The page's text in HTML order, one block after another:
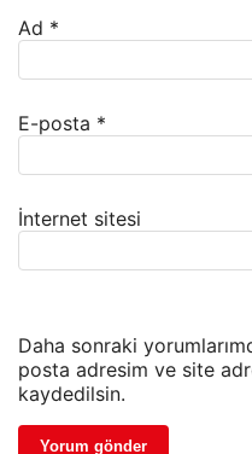
Ad *
E-posta *
İnternet sitesi
Daha sonraki
posta adresim ve site
kaydedilsin.